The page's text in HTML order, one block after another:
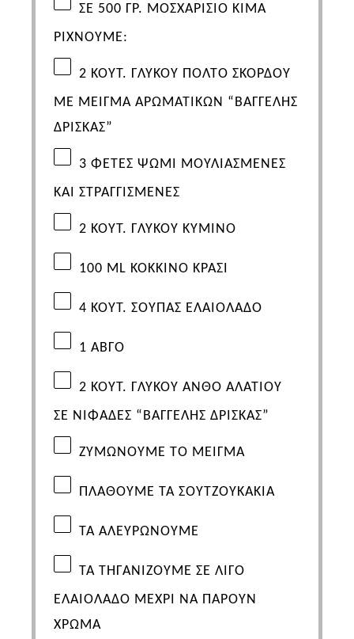
ΣΕ 500 ΓΡ. ΜΟΣΧΑΡΙΣΙΟ ΚΙΜΑ
ΡΙΧΝΟΥΜΕ:
2 ΚΟΥΤ. ΓΛΥΚΟΥ ΠΟΛΤΟ ΣΚΟΡΔΟΥ
ΜΕ ΜΕΙΓΜΑ ΑΡΩΜΑΤΙΚΩΝ “ΒΑΓΓΕΛΗΣ
ΔΡΙΣΚΑΣ”
3 ΦΕΤΕΣ ΨΩΜΙ ΜΟΥΛΙΑΣΜΕΝΕΣ
ΚΑΙ ΣΤΡΑΓΓΙΣΜΕΝΕΣ
2 ΚΟΥΤ. ΓΛΥΚΟΥ ΚΥΜΙΝΟ
100 ML ΚΟΚΚΙΝΟ ΚΡΑΣΙ
4 ΚΟΥΤ. ΣΟΥΠΑΣ ΕΛΑΙΟΛΑΔΟ
1 ΑΒΓΟ
2 ΚΟΥΤ. ΓΛΥΚΟΥ ΑΝΘΟ ΑΛΑΤΙΟΥ
ΣΕ ΝΙΦΑΔΕΣ “ΒΑΓΓΕΛΗΣ ΔΡΙΣΚΑΣ”
ΖΥΜΩΝΟΥΜΕ ΤΟ ΜΕΙΓΜΑ
ΠΛΑΘΟΥΜΕ ΤΑ ΣΟΥΤΖΟΥΚΑΚΙΑ
ΤΑ ΑΛΕΥΡΩΝΟΥΜΕ
ΤΑ ΤΗΓΑΝΙΖΟΥΜΕ ΣΕ ΛΙΓΟ
ΕΛΑΙΟΛΑΔΟ ΜΕΧΡΙ ΝΑ ΠΑΡΟΥΝ
ΧΡΩΜΑ